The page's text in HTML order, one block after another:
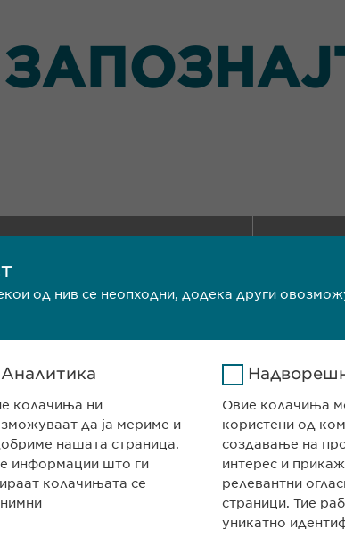
Скопје
3
Политика на колачиња
од нив се неопходни, додека други
Аналитика
колачиња ни
да ја мериме и
нашата страница.
информации што ги
колачињата се
Овие колачиња
користени од
создавање на
интерес и
релевантни
страници. Тие
уникатно